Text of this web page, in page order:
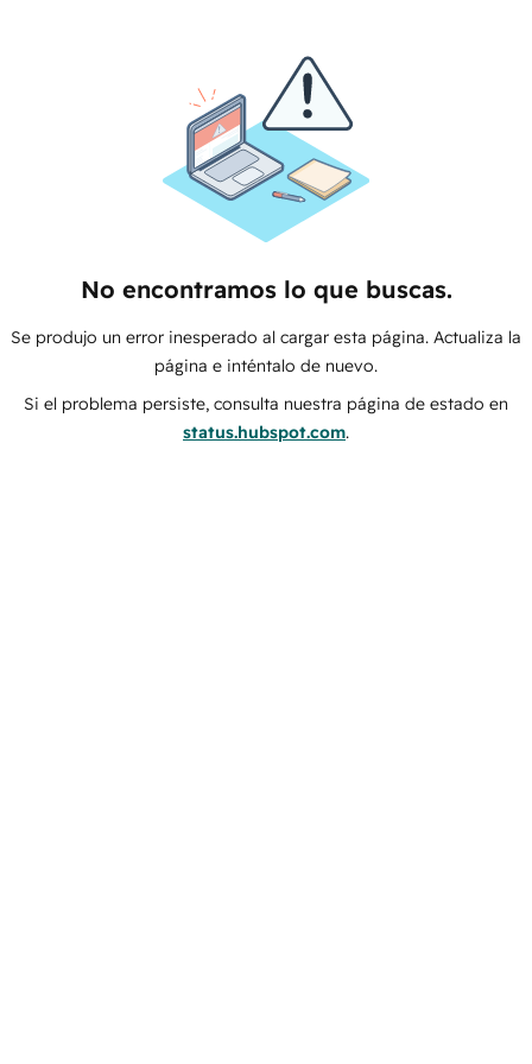
No encontramos lo que buscas.
Se produjo un error inesperado al cargar esta página. Actualiza la
página e inténtalo de nuevo.
Si el problema persiste, consulta nuestra página de estado en
status.hubspot.com.